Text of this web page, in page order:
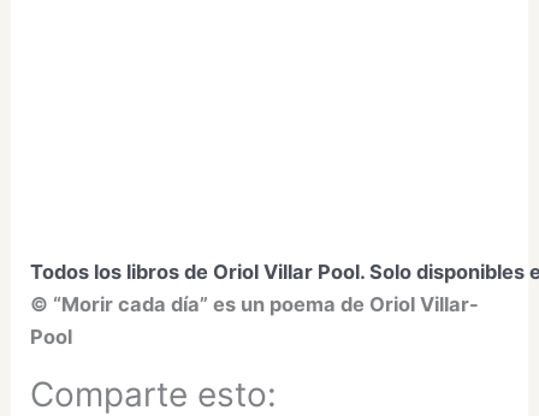
Todos los libros de Oriol Villar Pool. Solo disponibles
© “Morir cada día” es un poema de Oriol Villar-
Pool
Comparte esto: